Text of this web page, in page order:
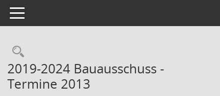
Toggle navigation
Rechercheauswahl
2019-2024 Bauausschuss -
Termine 2013